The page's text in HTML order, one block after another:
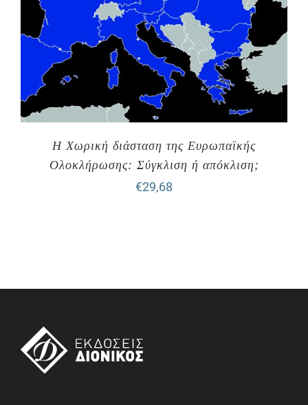
Η Χωρική διάσταση της Ευρωπαϊκής
Ολοκλήρωσης: Σύγκλιση ή απόκλιση;
€29,68